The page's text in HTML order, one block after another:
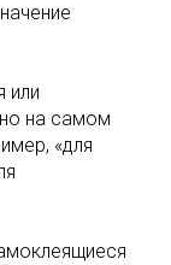
или
на самом
«для